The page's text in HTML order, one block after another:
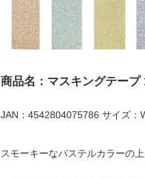
商品名：マスキングテー
JAN：4542804075786 サイズ：
スモーキーなパステルカラーの